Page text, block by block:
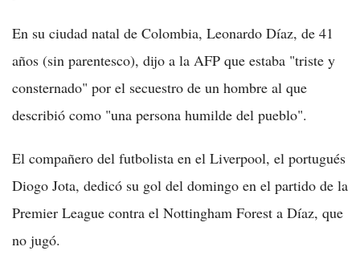
En su ciudad natal de Colombia, Leonardo Díaz, de 41
años (sin parentesco), dijo a la AFP que estaba "triste y
consternado" por el secuestro de un hombre al que
describió como "una persona humilde del pueblo".
El compañero del futbolista en el Liverpool, el portugués
Diogo Jota, dedicó su gol del domingo en el partido de la
Premier League contra el Nottingham Forest a Díaz, que
no jugó.